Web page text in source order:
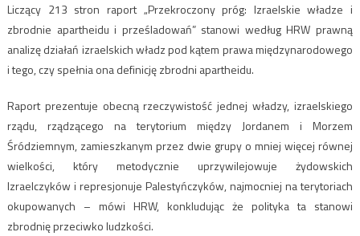
Liczący 213 stron raport „Przekroczony próg: Izraelskie władze i
zbrodnie apartheidu i prześladowań” stanowi według HRW prawną
analizę działań izraelskich władz pod kątem prawa międzynarodowego
i tego, czy spełnia ona definicję zbrodni apartheidu.
Raport prezentuje obecną rzeczywistość jednej władzy, izraelskiego
rządu, rządzącego na terytorium między Jordanem i Morzem
Śródziemnym, zamieszkanym przez dwie grupy o mniej więcej równej
wielkości, który metodycznie uprzywilejowuje żydowskich
Izraelczyków i represjonuje Palestyńczyków, najmocniej na terytoriach
okupowanych – mówi HRW, konkludując że polityka ta stanowi
zbrodnię przeciwko ludzkości.